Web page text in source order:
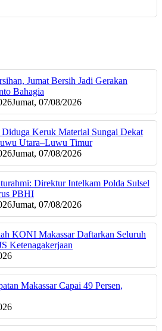
Jumat Bersih Jadi Gerakan
Bahagia
Jumat, 07/08/2026
Diduga Keruk Material Sungai Dekat
Utara–Luwu Timur
Jumat, 07/08/2026
Direktur Intelkam Polda Sulsel
PBHI
Jumat, 07/08/2026
KONI Makassar Daftarkan Seluruh
Ketenagakerjaan
Makassar Capai 49 Persen,